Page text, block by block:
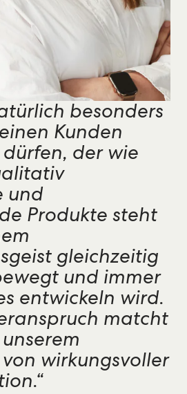
besonders
Kunden
der wie
und
Produkte steht
gleichzeitig
und immer
entwickeln wird.
matcht
wirkungsvoller